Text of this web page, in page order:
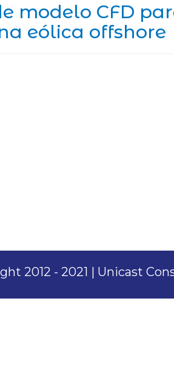
modelo CFD
eólica offshore
2012 - 2021 | Unicast